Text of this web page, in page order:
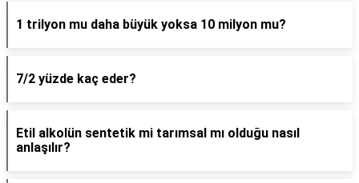
1 trilyon mu daha büyük yoksa 10 milyon mu?
7/2 yüzde kaç eder?
Etil alkolün sentetik mi tarımsal mı olduğu nasıl
anlaşılır?